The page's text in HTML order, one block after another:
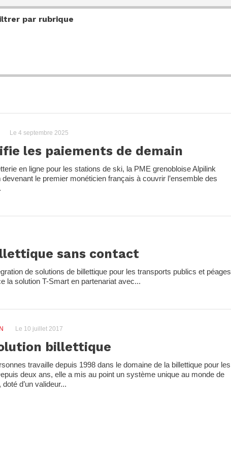
par rubrique
Le 4 septembre 2025
les paiements de demain
en ligne pour les stations de ski, la PME grenobloise Alpilink
le premier monéticien français à couvrir l’ensemble des
sans contact
de solutions de billettique pour les transports publics et péages
la solution T-Smart en partenariat avec...
Le 10 juillet 2017
billettique
travaille depuis 1998 dans le domaine de la billettique pour les
deux ans, elle a mis au point un système unique au monde de
d’un valideur...